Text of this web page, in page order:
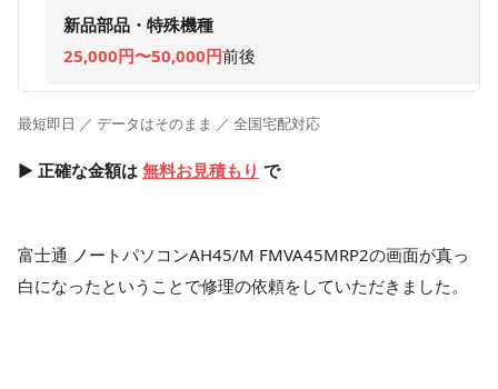
新品部品・特殊機種
25,000円〜50,000円前後
最短即日 ／ データはそのまま ／ 全国宅配対応
▶ 正確な金額は 無料お見積もり で
富士通 ノートパソコンAH45/M FMVA45MRP2の画面が真っ
白になったということで修理の依頼をしていただきました。